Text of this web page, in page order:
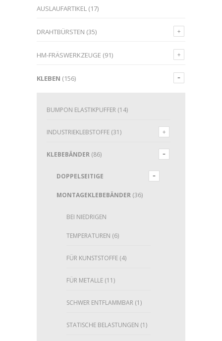
AUSLAUFARTIKEL (17)
DRAHTBÜRSTEN (35)
HM-FRÄSWERKZEUGE (91)
KLEBEN (156)
BUMPON ELASTIKPUFFER (14)
INDUSTRIEKLEBSTOFFE (31)
KLEBEBÄNDER (86)
DOPPELSEITIGE
MONTAGEKLEBEBÄNDER (36)
BEI NIEDRIGEN
TEMPERATUREN (6)
FÜR KUNSTSTOFFE (4)
FÜR METALLE (11)
SCHWER ENTFLAMMBAR (1)
STATISCHE BELASTUNGEN (1)